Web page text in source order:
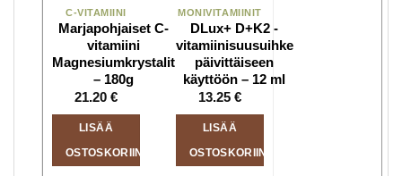
C-VITAMIINI
Marjapohjaiset C-
vitamiini
Magnesiumkrystalit
– 180g
21.20 €
LISÄÄ
OSTOSKORIIN
MONIVITAMIINIT
DLux+ D+K2 -
vitamiinisuusuihke
päivittäiseen
käyttöön – 12 ml
13.25 €
LISÄÄ
OSTOSKORIIN